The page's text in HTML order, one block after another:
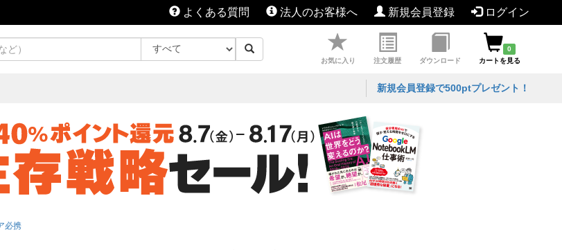
よくある質問 法人のお客様へ 新規会員登録 ログイン
お気に入り 注文履歴 ダウンロード
0
カートを見る
新規会員登録で500ptプレゼント！
必携